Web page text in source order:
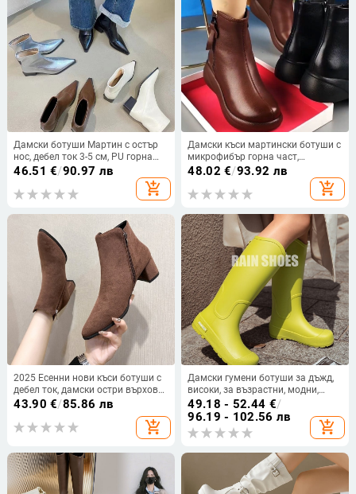
Дамски ботуши Мартин с остър
нос, дебел ток 3-5 см, PU горна
част, гумена подметка
46.51 €/90.97 лв
add_shopping_cart
Дамски къси мартински ботуши с
микрофибър горна част,
гумирана подметка, височина на
48.02 €/93.92 лв
add_shopping_cart
2025 Есенни нови къси ботуши с
дебел ток, дамски остри върхове
с цип отстрани, велурени модни
ботуши Martin, модни единични
ботуши на едро
43.90 €/85.86 лв
add_shopping_cart
Дамски гумени ботуши за дъжд,
високи, за възрастни, модни,
неплъзгащи се, дълги, дамски,
външни, водоустойчиви, с
поларена подплата, работни
гумени обувки
49.18 - 52.44 €/
96.19 - 102.56 лв
add_shopping_cart